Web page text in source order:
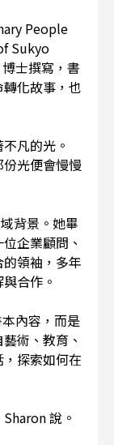
People
Sukyo
士撰寫，書
化故事，也
凡的光。
光便會慢慢
背景。她畢
企業顧問、
領袖，多年
合作。
內容，而是
術、教育、
探索如何在
說。